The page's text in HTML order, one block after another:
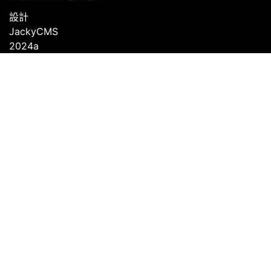
設計
JackyCMS
2024a